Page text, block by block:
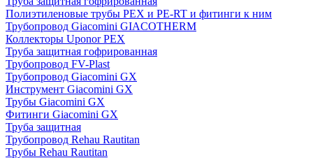
Полиэтиленовые трубы PEX и PE-RT и фитинги к ним
Трубопровод Giacomini GIACOTHERM
Коллекторы Uponor PEX
Труба защитная гофрированная
Трубопровод FV-Plast
Трубопровод Giacomini GX
Инструмент Giacomini GX
Трубы Giacomini GX
Фитинги Giacomini GX
Труба защитная
Трубопровод Rehau Rautitan
Трубы Rehau Rautitan